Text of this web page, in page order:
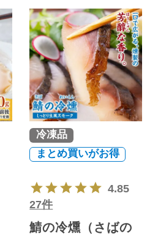
冷凍品
まとめ買いがお得
4.85
27件
鯖の冷燻（さばの